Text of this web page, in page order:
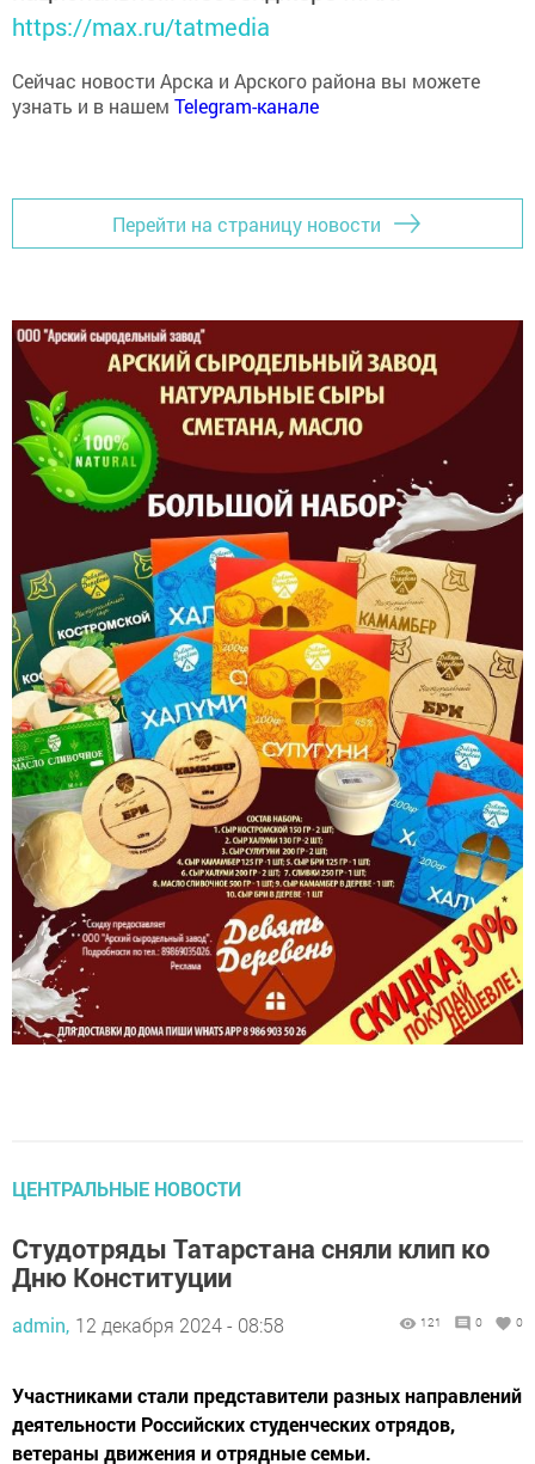
https://max.ru/tatmedia
Сейчас новости Арска и Арского района вы можете
узнать и в нашемTelegram-канале
Перейти на страницу новости
ЦЕНТРАЛЬНЫЕ НОВОСТИ
Студотряды Татарстана сняли клип ко
Дню Конституции
admin, 12 декабря 2024 - 08:58
Участниками стали представители разных направлений
деятельности Российских студенческих отрядов,
ветераны движения и отрядные семьи.